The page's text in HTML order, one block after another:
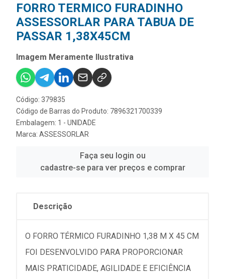
FORRO TERMICO FURADINHO
ASSESSORLAR PARA TABUA DE
PASSAR 1,38X45CM
Imagem Meramente Ilustrativa
Código: 379835
Código de Barras do Produto: 7896321700339
Embalagem: 1 - UNIDADE
Marca: ASSESSORLAR
Faça seu login ou
cadastre-se para ver preços e comprar
Descrição
O FORRO TÉRMICO FURADINHO 1,38 M X 45 CM
FOI DESENVOLVIDO PARA PROPORCIONAR
MAIS PRATICIDADE, AGILIDADE E EFICIÊNCIA